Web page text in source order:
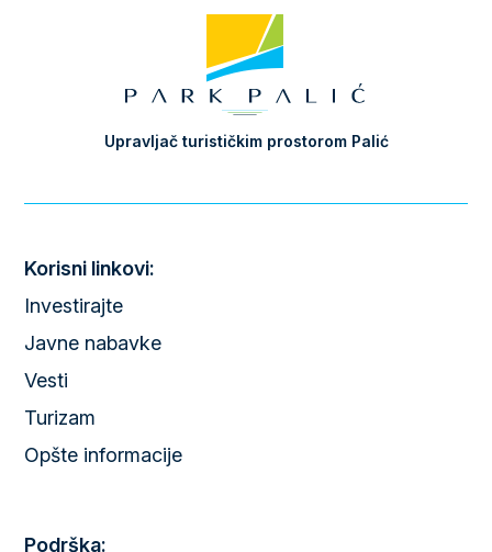
Upravljač turističkim prostorom Palić
Korisni linkovi:
Investirajte
Javne nabavke
Vesti
Turizam
Opšte informacije
Podrška: